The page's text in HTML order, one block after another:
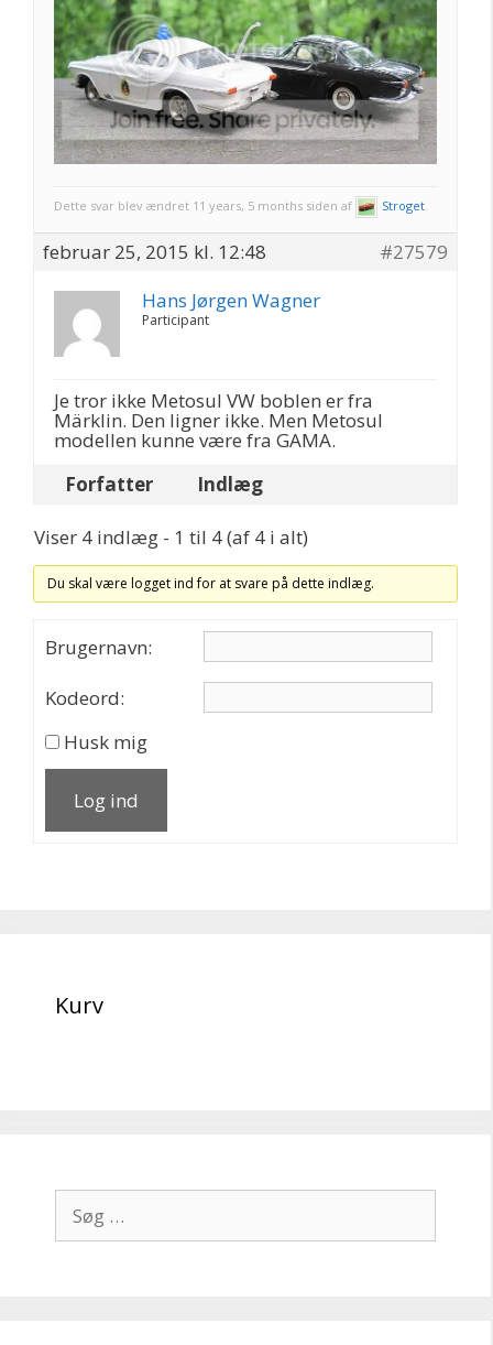
Dette svar blev ændret 11 years, 5 months siden af Stroget.
februar 25, 2015 kl. 12:48
#27579
Hans Jørgen Wagner
Participant
Je tror ikke Metosul VW boblen er fra
Märklin. Den ligner ikke. Men Metosul
modellen kunne være fra GAMA.
Forfatter
Indlæg
Viser 4 indlæg - 1 til 4 (af 4 i alt)
Du skal være logget ind for at svare på dette indlæg.
Brugernavn:
Kodeord:
Husk mig
Log ind
Kurv
efter: